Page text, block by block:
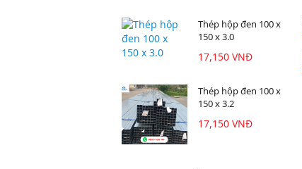
Thép hộp đen 100 x
150 x 3.0
17,150 VNĐ
Thép hộp đen 100 x
150 x 3.2
17,150 VNĐ